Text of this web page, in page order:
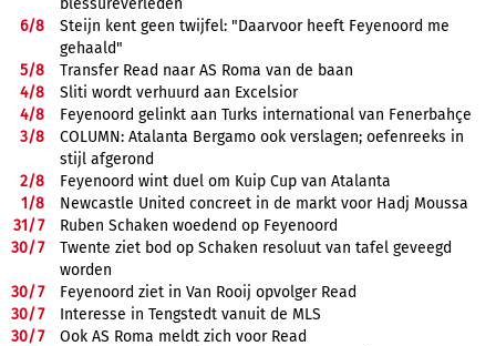
6/8
Steijn kent geen twijfel: "Daarvoor heeft Feyenoord me
gehaald"
5/8
Transfer Read naar AS Roma van de baan
4/8
Sliti wordt verhuurd aan Excelsior
4/8
Feyenoord gelinkt aan Turks international van Fenerbahçe
3/8
COLUMN: Atalanta Bergamo ook verslagen; oefenreeks in
stijl afgerond
2/8
Feyenoord wint duel om Kuip Cup van Atalanta
1/8
Newcastle United concreet in de markt voor Hadj Moussa
31/7
Ruben Schaken woedend op Feyenoord
30/7
Twente ziet bod op Schaken resoluut van tafel geveegd
worden
30/7
Feyenoord ziet in Van Rooij opvolger Read
30/7
Interesse in Tengstedt vanuit de MLS
30/7
Ook AS Roma meldt zich voor Read